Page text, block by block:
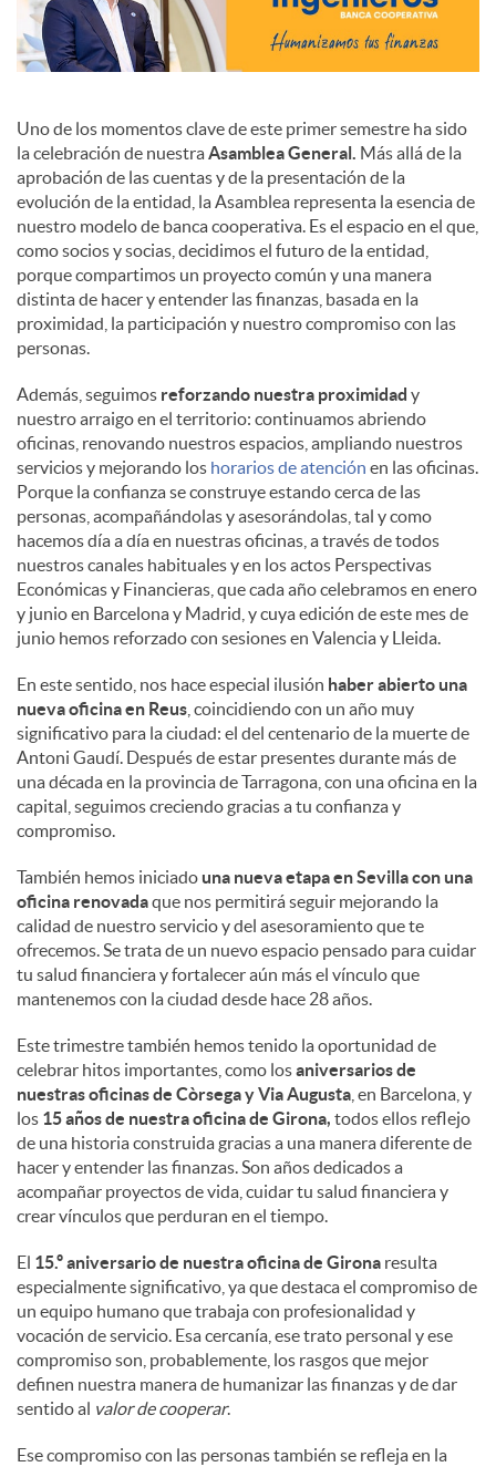
Uno de los momentos clave de este primer semestre ha sido
la celebración de nuestra Asamblea General. Más allá de la
aprobación de las cuentas y de la presentación de la
evolución de la entidad, la Asamblea representa la esencia de
nuestro modelo de banca cooperativa. Es el espacio en el que,
como socios y socias, decidimos el futuro de la entidad,
porque compartimos un proyecto común y una manera
distinta de hacer y entender las finanzas, basada en la
proximidad, la participación y nuestro compromiso con las
personas.
Además, seguimos reforzando nuestra proximidad y
nuestro arraigo en el territorio: continuamos abriendo
oficinas, renovando nuestros espacios, ampliando nuestros
servicios y mejorando los horarios de atención en las oficinas.
Porque la confianza se construye estando cerca de las
personas, acompañándolas y asesorándolas, tal y como
hacemos día a día en nuestras oficinas, a través de todos
nuestros canales habituales y en los actos Perspectivas
Económicas y Financieras, que cada año celebramos en enero
y junio en Barcelona y Madrid, y cuya edición de este mes de
junio hemos reforzado con sesiones en Valencia y Lleida.
En este sentido, nos hace especial ilusión haber abierto una
nueva oficina en Reus , coincidiendo con un año muy
significativo para la ciudad: el del centenario de la muerte de
Antoni Gaudí. Después de estar presentes durante más de
una década en la provincia de Tarragona, con una oficina en la
capital, seguimos creciendo gracias a tu confianza y
compromiso.
También hemos iniciado una nueva etapa en Sevilla con una
oficina renovadaque nos permitirá seguir mejorando la
calidad de nuestro servicio y del asesoramiento que te
ofrecemos. Se trata de un nuevo espacio pensado para cuidar
tu salud financiera y fortalecer aún más el vínculo que
mantenemos con la ciudad desde hace 28 años.
Este trimestre también hemos tenido la oportunidad de
celebrar hitos importantes, como losaniversarios de
nuestras oficinas de Còrsega y Via Augusta , en Barcelona, y
los 15 años de nuestra oficina de Girona, todos ellos reflejo
de una historia construida gracias a una manera diferente de
hacer y entender las finanzas. Son años dedicados a
acompañar proyectos de vida, cuidar tu salud financiera y
crear vínculos que perduran en el tiempo.
El 15.º aniversario de nuestra oficina de Girona resulta
especialmente significativo, ya que destaca el compromiso de
un equipo humano que trabaja con profesionalidad y
vocación de servicio. Esa cercanía, ese trato personal y ese
compromiso son, probablemente, los rasgos que mejor
definen nuestra manera de humanizar las finanzas y de dar
sentido al valor de cooperar.
Ese compromiso con las personas también se refleja en la